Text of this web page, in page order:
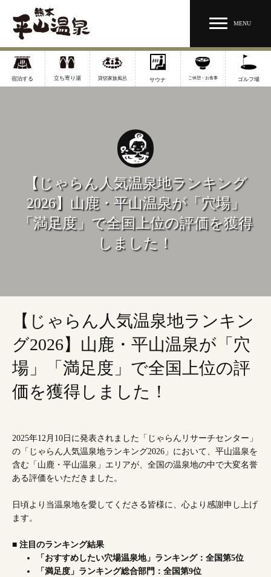
MENU
宿泊する 立ち寄り湯 貸切家族風呂 サウナ ご休憩・お食事 ゴルフ場
【じゃらん人気温泉地ランキング
2026】山鹿・平山温泉が「穴場」
「満足度」で全国上位の評価を獲得
しました！
【じゃらん人気温泉地ランキン
グ2026】山鹿・平山温泉が「穴
場」「満足度」で全国上位の評
価を獲得しました！
2025年12月10日に発表されました「じゃらんリサーチセンター」
の「じゃらん人気温泉地ランキング2026」において、平山温泉を
含む「山鹿・平山温泉」エリアが、全国の温泉地の中で大変名誉
ある評価をいただきました。
日頃より当温泉地を愛してくださる皆様に、心より感謝申し上げ
ます。
■ 注目のランキング結果
「おすすめしたい穴場温泉地」ランキング：全国第5位
「満足度」ランキング総合部門：全国第9位